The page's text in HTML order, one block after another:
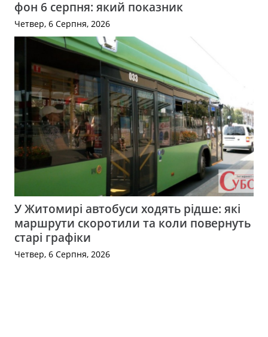
фон 6 серпня: який показник
Четвер, 6 Серпня, 2026
У Житомирі автобуси ходять рідше: які
маршрути скоротили та коли повернуть
старі графіки
Четвер, 6 Серпня, 2026